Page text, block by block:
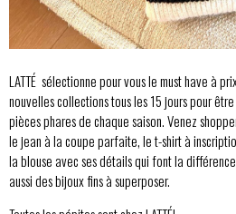
LATTÉ sélectionne pour vous le must have à
nouvelles collections tous les 15 jours pour
pièces phares de chaque saison. Venez
le jean à la coupe parfaite, le t-shirt à
la blouse avec ses détails qui font la
aussi des bijoux fins à superposer.